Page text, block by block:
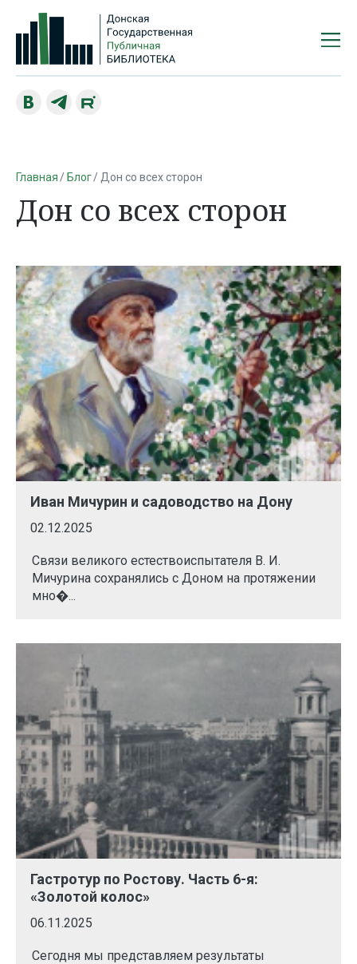
Главная Блог Дон со всех сторон
Дон со всех сторон
Иван Мичурин и садоводство на Дону
02.12.2025
Связи великого естествоиспытателя В. И.
Мичурина сохранялись с Доном на протяжении
мно�...
Гастротур по Ростову. Часть 6-я:
«Золотой колос»
06.11.2025
Сегодня мы представляем результаты